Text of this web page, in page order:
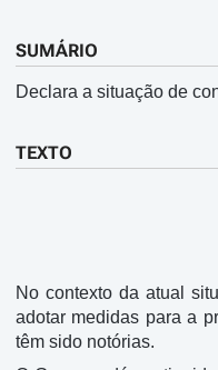
SUMÁRIO
Declara a situação de
TEXTO
No contexto da atual
adotar medidas para a
têm sido notórias.